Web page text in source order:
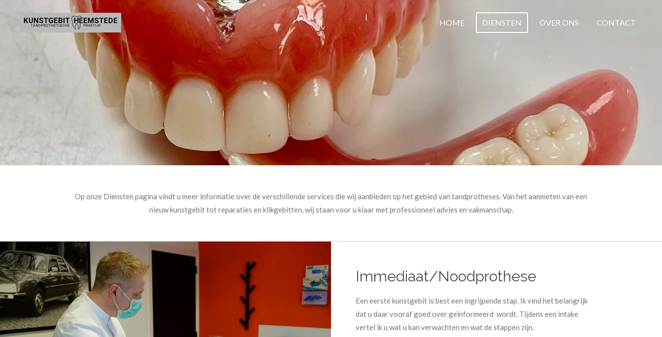
direct
hoofdinhoud
HOME DIENSTEN OVER ONS CONTACT
Op onze Diensten pagina vindt u meer informatie over de verschillende services die wij aanbieden op het gebied van tandprotheses. Van het aanmeten van een
nieuw kunstgebit tot reparaties en klikgebitten, wij staan voor u klaar met professioneel advies en vakmanschap.
Immediaat/Noodprothese
Een eerste kunstgebit is best een ingrijpende stap. Ik vind het belangrijk
dat u daar vooraf goed over geïnformeerd wordt. Tijdens een intake
vertel ik u wat u kan verwachten en wat de stappen zijn.